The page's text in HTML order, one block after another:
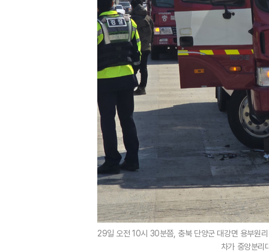
29일 오전 10시 30분쯤, 충북 단양군 대강면 용부원
차가 중앙분리